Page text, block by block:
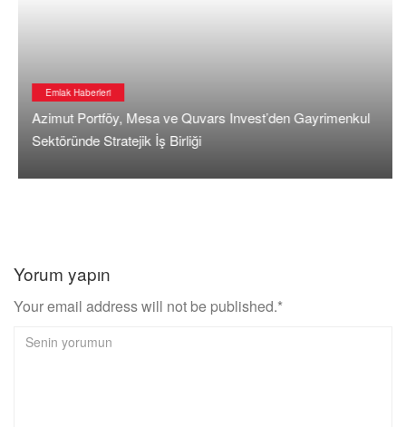
Emlak Haberleri
Azimut Portföy, Mesa ve Quvars Invest’den Gayrimenkul
Sektöründe Stratejik İş Birliği
Yorum yapın
Your email address will not be published.*